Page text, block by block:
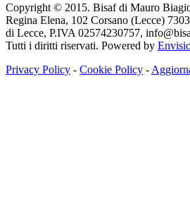
Copyright © 2015. Bisaf di Mauro
Regina Elena, 102 Corsano (Lecce)
di Lecce, P.IVA 02574230757,
Tutti i diritti riservati. Powered by
Privacy Policy - Cookie Policy -